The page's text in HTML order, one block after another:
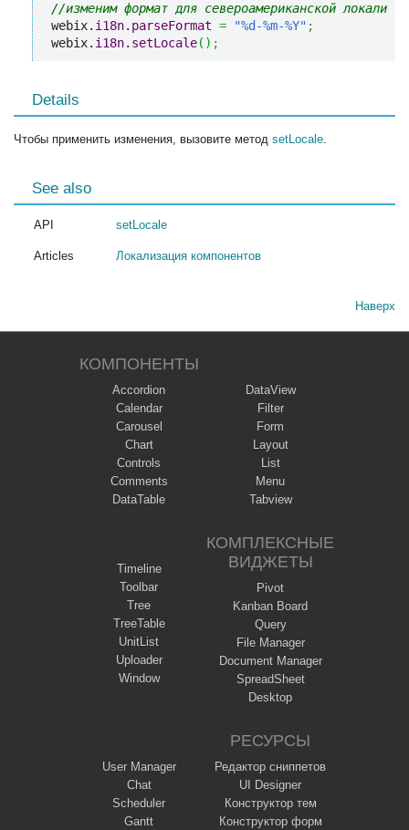
//изменим формат для североамериканской локали
webix. i18n. parseFormat = "%d-%m-%Y" ;
webix. i18n. setLocale( ) ;
Details
Чтобы применить изменения, вызовите метод setLocale.
See also
API setLocale
Articles Локализация компонентов
Наверх
КОМПОНЕНТЫ
Accordion
Calendar
Carousel
Chart
Controls
Comments
DataTable
DataView
Filter
Form
Layout
List
Menu
Tabview
Timeline
Toolbar
Tree
TreeTable
UnitList
Uploader
Window
КОМПЛЕКСНЫЕ
ВИДЖЕТЫ
Pivot
Kanban Board
Query
File Manager
Document Manager
SpreadSheet
Desktop
User Manager
Chat
Scheduler
Gantt
РЕСУРСЫ
Редактор сниппетов
UI Designer
Конструктор тем
Конструктор форм